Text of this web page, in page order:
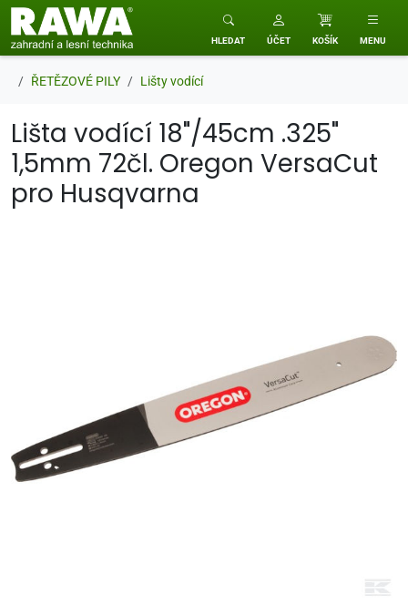
RAWA zahradní a lesní technika
HLEDAT ÚČET KOŠÍK MENU
ŘETĚZOVÉ PILY Lišty vodící
Lišta vodící 18"/45cm .325"
1,5mm 72čl. Oregon VersaCut
pro Husqvarna